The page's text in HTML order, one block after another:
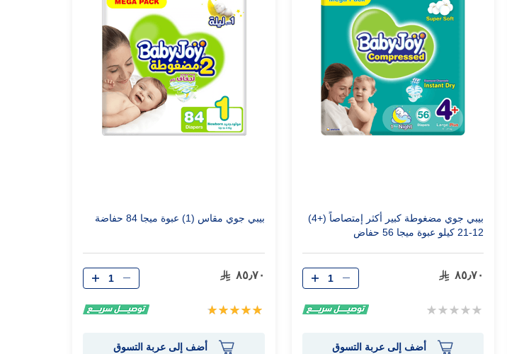
بيبي جوي مضغوطة كبير أكثر إمتصاصاً (+4)
12-21 كيلو عبوة ميجا 56 حفاض
٨٥٫٧٠
Rating:
الكمية
أضف إلى عربة التسوق
بيبي جوي مقاس (1) عبوة ميجا 84 حفاضة
٨٥٫٧٠
تقييم:
الكمية
أضف إلى عربة التسوق